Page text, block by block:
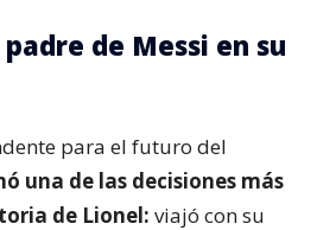
de Messi en su
para el futuro del
una de las decisiones más
de Lionel: viajó con su